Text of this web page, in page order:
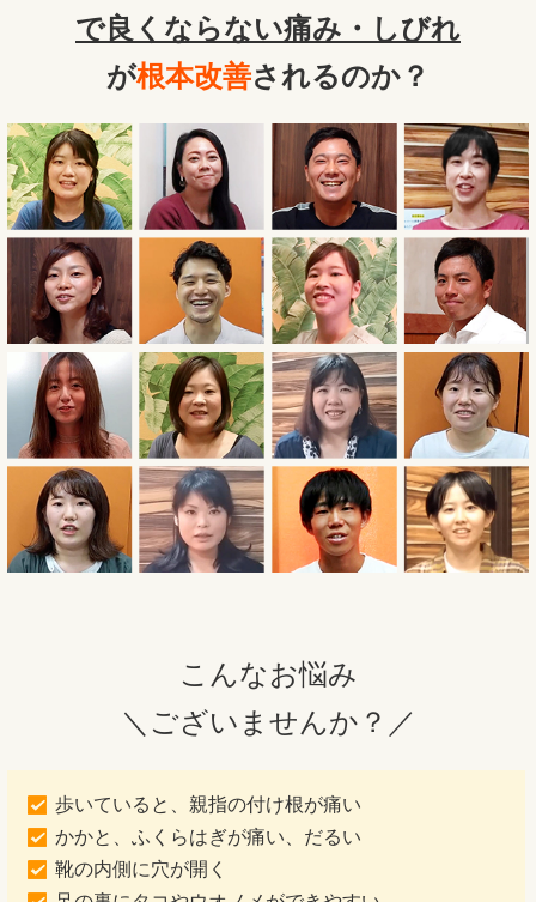
で良くならない痛み・しびれ
が根本改善されるのか？
こんなお悩み
＼ございませんか？／
歩いていると、親指の付け根が痛い
かかと、ふくらはぎが痛い、だるい
靴の内側に穴が開く